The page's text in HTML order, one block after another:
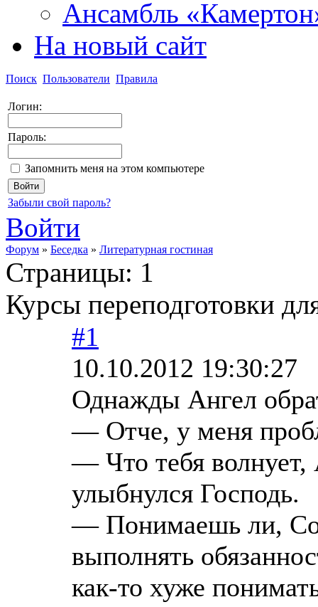
Ансамбль
На новый сайт
Поиск Пользователи Правила
Логин:
Пароль:
Запомнить меня на этом компьютере
Забыли свой пароль?
Войти
Форум » Беседка » Литературная гостиная
Страницы: 1
Курсы переподготовки
#1
10.10.2012 19:30:27
Однажды Ангел
— Отче, у меня
— Что тебя
улыбнулся Господь.
— Понимаешь ли,
выполнять
как-то хуже